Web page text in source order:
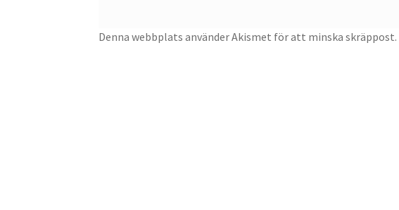
Denna webbplats använder Akismet för att minska skräppost.